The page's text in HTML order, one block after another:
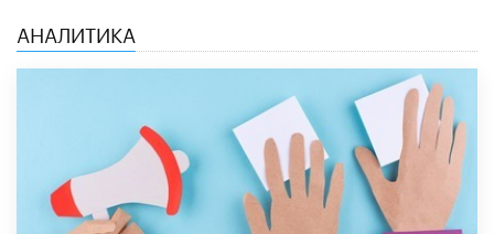
АНАЛИТИКА